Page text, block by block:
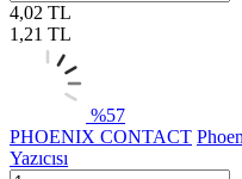
4,02 TL
1,21 TL
%57
PHOENIX CONTACT
Yazıcısı